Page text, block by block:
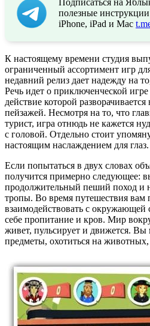
полезные инструкции
iPhone, iPad и Mac
К настоящему времени студия
ограниченный ассортимент игр
недавний релиз дает надежду на
Речь идет о приключенческой игре
действие которой
пейзажей. Несмотря на то, что
турист, игра отнюдь не кажется
с головой. Отдельно стоит
настоящим наслаждением для глаз.
Если попытаться в двух словах
получится примерно следующее:
продолжительный пеший поход и
тропы. Во время путешествия вам
взаимодействовать с окружающей
себе пропитание и кров. Мир
живет, пульсирует и движется.
предметы, охотиться на